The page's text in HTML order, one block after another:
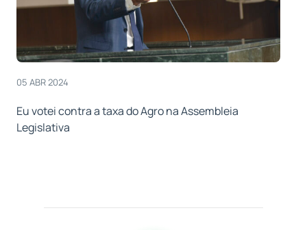
05 ABR 2024
Eu votei contra a taxa do Agro na Assembleia
Legislativa